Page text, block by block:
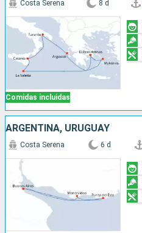
Comidas incluidas
Costa Serena 8 d
ARGENTINA, URUGUAY
Costa Serena 6 d